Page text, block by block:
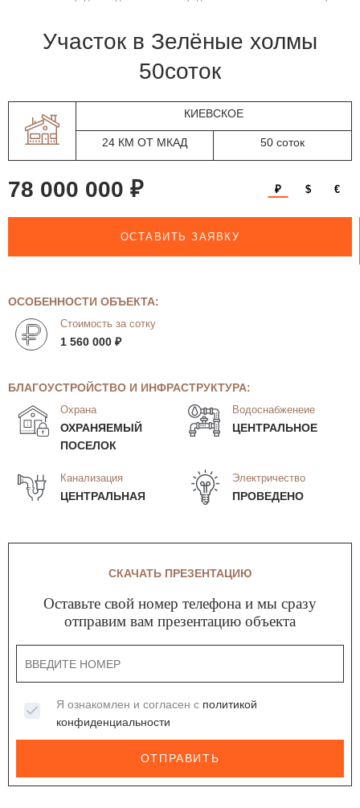
участок в Зелёные холмы
50соток
КИЕВСКОЕ
24 КМ ОТ МКАД 50 соток
78 000 000 ₽ ₽ $ €
ОСТАВИТЬ ЗАЯВКУ
ОСОБЕННОСТИ ОБЪЕКТА:
Стоимость за сотку
1 560 000 ₽
БЛАГОУСТРОЙСТВО И ИНФРАСТРУКТУРА:
Охрана
ОХРАНЯЕМЫЙ
ПОСЕЛОК
Водоснабженеие
ЦЕНТРАЛЬНОЕ
Канализация
ЦЕНТРАЛЬНАЯ
Электричество
ПРОВЕДЕНО
СКАЧАТЬ ПРЕЗЕНТАЦИЮ
Оставьте свой номер телефона и мы сразу
отправим вам презентацию объекта
Я ознакомлен и согласен с политикой
конфиденциальности
ОТПРАВИТЬ